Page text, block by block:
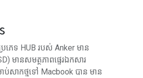
ភេទ​ HUB របស់ Anker មាន
មានសមត្ថភាពផ្ទេរឯកសារ
សាកថ្មទៅ Macbook បាន មាន